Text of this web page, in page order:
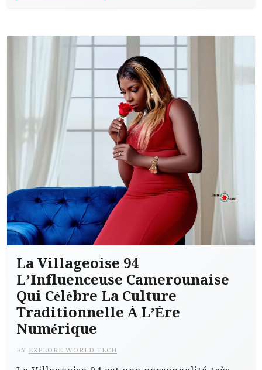
La Villageoise 94
L’Influenceuse Camerounaise
Qui Célèbre La Culture
Traditionnelle À L’Ère
Numérique
BY EXPLORE WORLD TECH